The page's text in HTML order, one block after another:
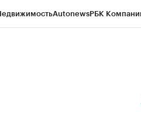
AutonewsРБК